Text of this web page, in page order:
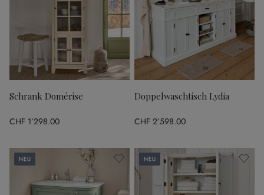
Schrank Domérise
CHF 1’298.00
Doppelwaschtisch Lydia
CHF 2’598.00
Neu Neu